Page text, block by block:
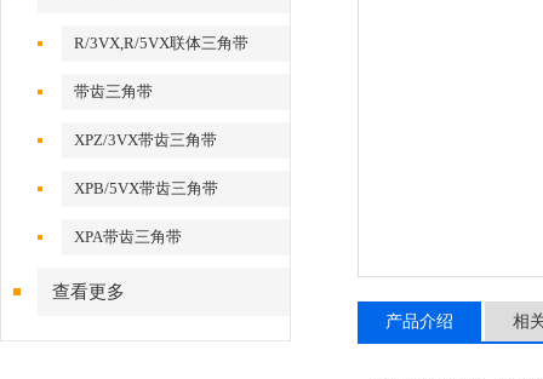
R/3VX,R/5VX联体三角带
带齿三角带
XPZ/3VX带齿三角带
XPB/5VX带齿三角带
XPA带齿三角带
查看更多
产品介绍 相